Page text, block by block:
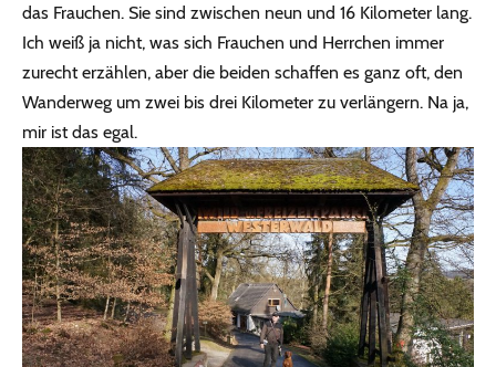
das Frauchen. Sie sind zwischen neun und 16 Kilometer lang.
Ich weiß ja nicht, was sich Frauchen und Herrchen immer
zurecht erzählen, aber die beiden schaffen es ganz oft, den
Wanderweg um zwei bis drei Kilometer zu verlängern. Na ja,
mir ist das egal.